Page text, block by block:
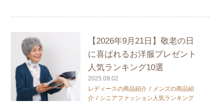
【2026年9月21日】敬老の日
に喜ばれるお洋服プレゼント
人気ランキング10選
2025.09.02
レディースの商品紹介
メンズの商品紹
介
シニアファッション人気ランキング